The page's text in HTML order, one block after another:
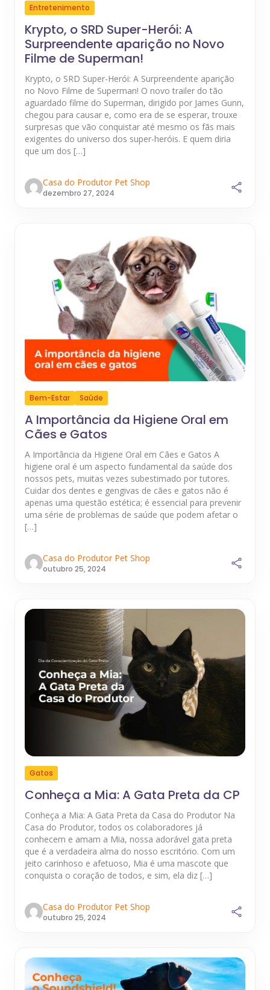
Entretenimento
Krypto, o SRD Super-Herói: A
Surpreendente aparição no Novo
Filme de Superman!
Krypto, o SRD Super-Herói: A Surpreendente aparição
no Novo Filme de Superman! O novo trailer do tão
aguardado filme do Superman, dirigido por James Gunn,
chegou para causar e, como era de se esperar, trouxe
surpresas que vão conquistar até mesmo os fãs mais
exigentes do universo dos super-heróis. E quem diria
que um dos […]
Casa do Produtor Pet Shop
dezembro 27, 2024
Bem-Estar Saúde
A Importância da Higiene Oral em
Cães e Gatos
A Importância da Higiene Oral em Cães e Gatos A
higiene oral é um aspecto fundamental da saúde dos
nossos pets, muitas vezes subestimado por tutores.
Cuidar dos dentes e gengivas de cães e gatos não é
apenas uma questão estética; é essencial para prevenir
uma série de problemas de saúde que podem afetar o
[…]
Casa do Produtor Pet Shop
outubro 25, 2024
Gatos
Conheça a Mia: A Gata Preta da CP
Conheça a Mia: A Gata Preta da Casa do Produtor Na
Casa do Produtor, todos os colaboradores já
conhecem e amam a Mia, nossa adorável gata preta
que é a verdadeira alma do nosso escritório. Com um
jeito carinhoso e afetuoso, Mia é uma mascote que
conquista o coração de todos, e sim, ela diz […]
Casa do Produtor Pet Shop
outubro 25, 2024